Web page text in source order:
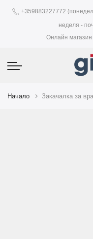
+359883227772
неделя -
Онлайн
Начало Закачалка за